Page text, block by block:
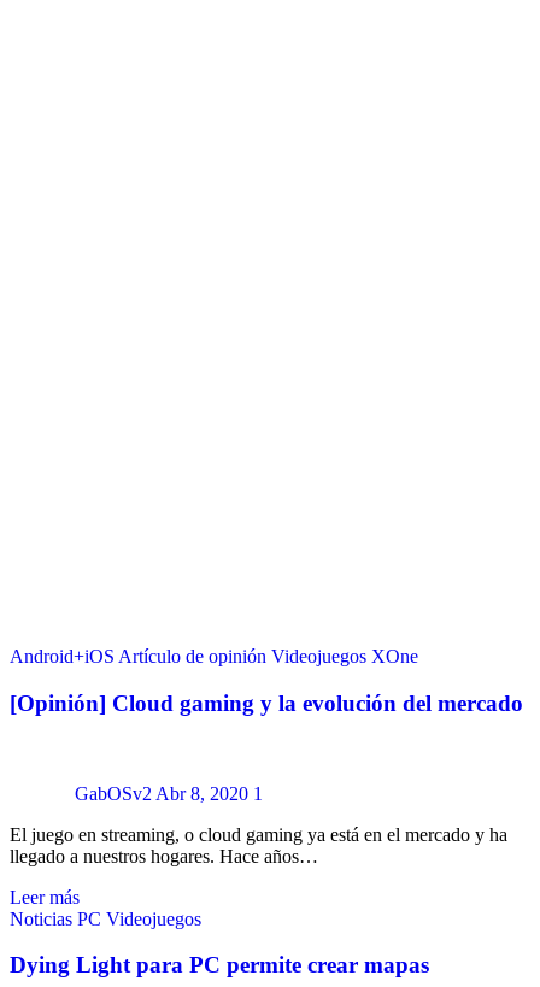
Android+iOS Artículo de opinión Videojuegos XOne
[Opinión] Cloud gaming y la evolución del mercado
GabOSv2 Abr 8, 2020 1
El juego en streaming, o cloud gaming ya está en el mercado y ha
llegado a nuestros hogares. Hace años…
Leer más
Noticias PC Videojuegos
Dying Light para PC permite crear mapas